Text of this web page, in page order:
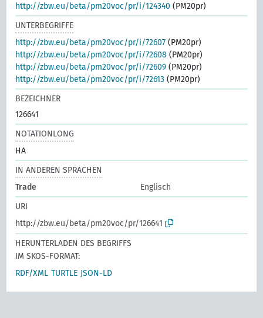
http://zbw.eu/beta/pm20voc/pr/i/124340 (PM20pr)
UNTERBEGRIFFE
http://zbw.eu/beta/pm20voc/pr/i/72607 (PM20pr)
http://zbw.eu/beta/pm20voc/pr/i/72608 (PM20pr)
http://zbw.eu/beta/pm20voc/pr/i/72609 (PM20pr)
http://zbw.eu/beta/pm20voc/pr/i/72613 (PM20pr)
BEZEICHNER
126641
NOTATIONLONG
HA
IN ANDEREN SPRACHEN
Trade
Englisch
URI
http://zbw.eu/beta/pm20voc/pr/126641
HERUNTERLADEN DES BEGRIFFS
IM SKOS-FORMAT:
RDF/XML TURTLE JSON-LD